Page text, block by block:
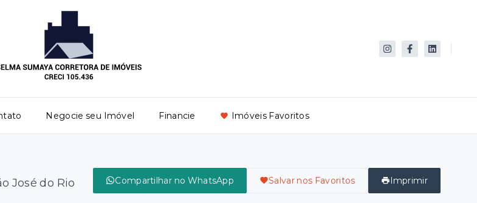
Negocie seu Imóvel Financie Imóveis Favoritos
José do Rio
Compartilhar no WhatsApp Salvar nos Favoritos Imprimir